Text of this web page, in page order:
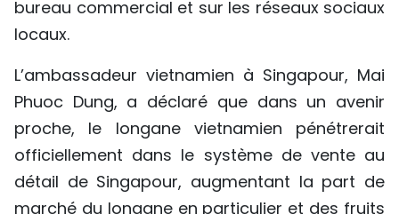
bureau commercial et sur les réseaux sociaux
locaux.
L’ambassadeur vietnamien à Singapour, Mai
Phuoc Dung, a déclaré que dans un avenir
proche, le longane vietnamien pénétrerait
officiellement dans le système de vente au
détail de Singapour, augmentant la part de
marché du longane en particulier et des fruits